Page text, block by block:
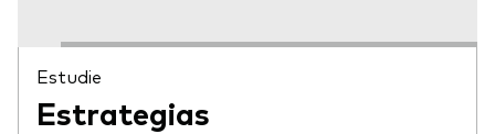
Estudie
Estrategias